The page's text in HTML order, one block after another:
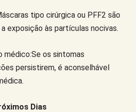
tipo cirúrgica ou PFF2 são
exposição às partículas nocivas.
médico:Se os sintomas
persistirem, é aconselhável
Dias